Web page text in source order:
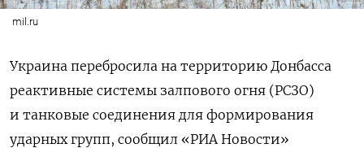
mil.ru
Украина перебросила на территорию Донбасса
реактивные системы залпового огня (РСЗО)
и танковые соединения для формирования
ударных групп, сообщил «РИА Новости»